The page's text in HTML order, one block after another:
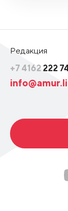
Редакция
+7 4162 222